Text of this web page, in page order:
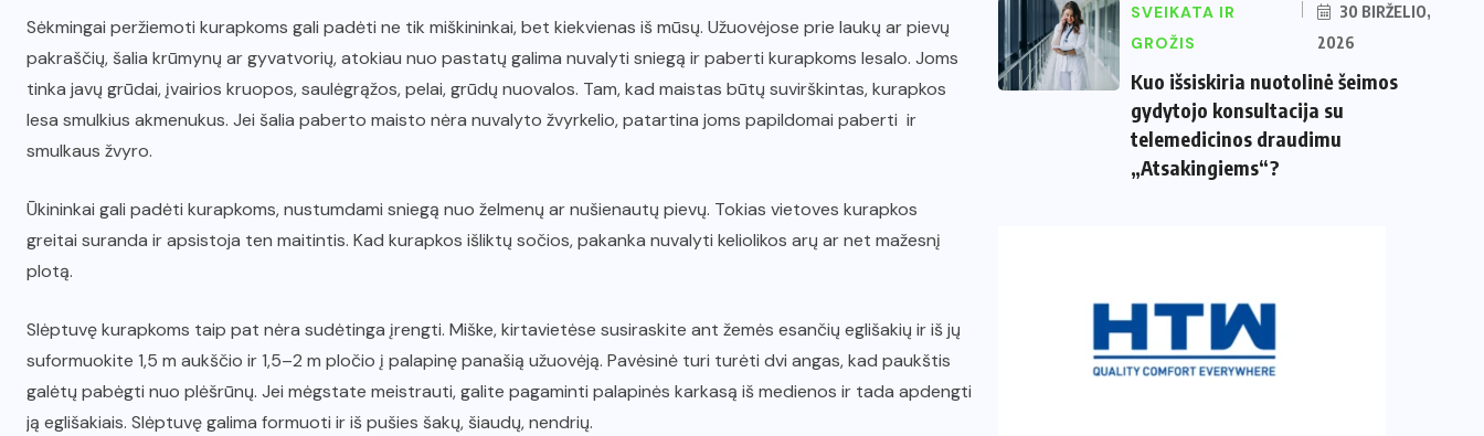
Sėkmingai peržiemoti kurapkoms gali padėti ne tik miškininkai, bet kiekvienas iš mūsų. Užuovėjose prie laukų ar pievų
pakraščių, šalia krūmynų ar gyvatvorių, atokiau nuo pastatų galima nuvalyti sniegą ir paberti kurapkoms lesalo. Joms
tinka javų grūdai, įvairios kruopos, saulėgrąžos, pelai, grūdų nuovalos. Tam, kad maistas būtų suvirškintas, kurapkos
lesa smulkius akmenukus. Jei šalia paberto maisto nėra nuvalyto žvyrkelio, patartina joms papildomai paberti ir
smulkaus žvyro.
Ūkininkai gali padėti kurapkoms, nustumdami sniegą nuo želmenų ar nušienautų pievų. Tokias vietoves kurapkos
greitai suranda ir apsistoja ten maitintis. Kad kurapkos išliktų sočios, pakanka nuvalyti keliolikos arų ar net mažesnį
plotą.
Slėptuvę kurapkoms taip pat nėra sudėtinga įrengti. Miške, kirtavietėse susiraskite ant žemės esančių eglišakių ir iš jų
suformuokite 1,5 m aukščio ir 1,5–2 m pločio į palapinę panašią užuovėją. Pavėsinė turi turėti dvi angas, kad paukštis
galėtų pabėgti nuo plėšrūnų. Jei mėgstate meistrauti, galite pagaminti palapinės karkasą iš medienos ir tada apdengti
ją eglišakiais. Slėptuvę galima formuoti ir iš pušies šakų, šiaudų, nendrių.
SVEIKATA IR
GROŽIS
30 BIRŽELIO,
2026
Kuo išsiskiria nuotolinė šeimos
gydytojo konsultacija su
telemedicinos draudimu
„Atsakingiems“?